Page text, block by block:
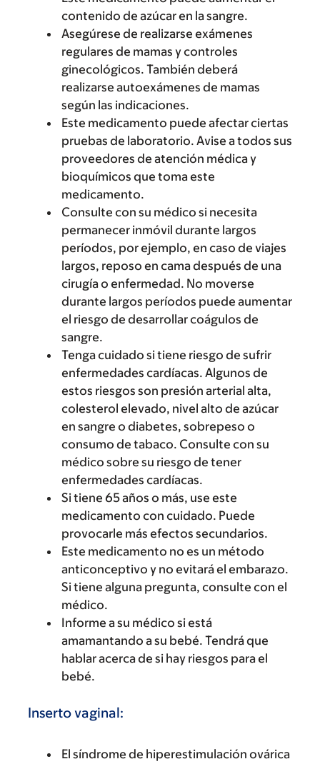
contenido de azúcar en la sangre.
Asegúrese de realizarse exámenes
regulares de mamas y controles
ginecológicos. También deberá
realizarse autoexámenes de mamas
según las indicaciones.
Este medicamento puede afectar ciertas
pruebas de laboratorio. Avise a todos sus
proveedores de atención médica y
bioquímicos que toma este
medicamento.
Consulte con su médico si necesita
permanecer inmóvil durante largos
períodos, por ejemplo, en caso de viajes
largos, reposo en cama después de una
cirugía o enfermedad. No moverse
durante largos períodos puede aumentar
el riesgo de desarrollar coágulos de
sangre.
Tenga cuidado si tiene riesgo de sufrir
enfermedades cardíacas. Algunos de
estos riesgos son presión arterial alta,
colesterol elevado, nivel alto de azúcar
en sangre o diabetes, sobrepeso o
consumo de tabaco. Consulte con su
médico sobre su riesgo de tener
enfermedades cardíacas.
Si tiene 65 años o más, use este
medicamento con cuidado. Puede
provocarle más efectos secundarios.
Este medicamento no es un método
anticonceptivo y no evitará el embarazo.
Si tiene alguna pregunta, consulte con el
médico.
Informe a su médico si está
amamantando a su bebé. Tendrá que
hablar acerca de si hay riesgos para el
bebé.
Inserto vaginal:
El síndrome de hiperestimulación ovárica